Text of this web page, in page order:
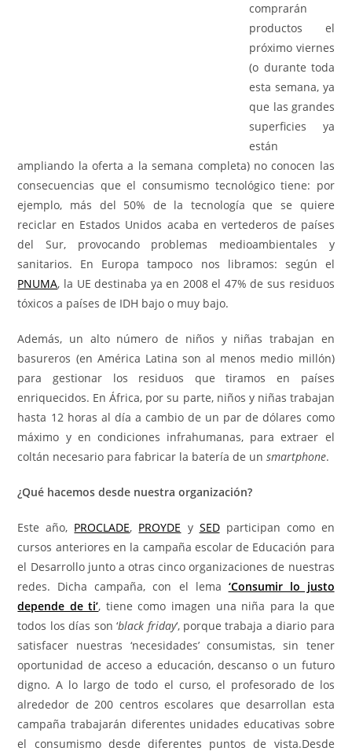
comprarán
productos el
próximo viernes
(o durante toda
esta semana, ya
que las grandes
superficies ya
están
ampliando la oferta a la semana completa) no conocen las
consecuencias que el consumismo tecnológico tiene: por
ejemplo, más del 50% de la tecnología que se quiere
reciclar en Estados Unidos acaba en vertederos de países
del Sur, provocando problemas medioambientales y
sanitarios. En Europa tampoco nos libramos: según el
PNUMA, la UE destinaba ya en 2008 el 47% de sus residuos
tóxicos a países de IDH bajo o muy bajo.
Además, un alto número de niños y niñas trabajan en
basureros (en América Latina son al menos medio millón)
para gestionar los residuos que tiramos en países
enriquecidos. En África, por su parte, niños y niñas trabajan
hasta 12 horas al día a cambio de un par de dólares como
máximo y en condiciones infrahumanas, para extraer el
coltán necesario para fabricar la batería de unsmartphone.
¿Qué hacemos desde nuestra organización?
Este año, PROCLADE, PROYDE y SEDparticipan como en
cursos anteriores en la campaña escolar de Educación para
el Desarrollo junto a otras cinco organizaciones de nuestras
redes. Dicha campaña, con el lema ‘Consumir lo justo
depende de ti’, tiene como imagen una niña para la que
todos los días son ‘black friday‘, porque trabaja a diario para
satisfacer nuestras ‘necesidades’ consumistas, sin tener
oportunidad de acceso a educación, descanso o un futuro
digno. A lo largo de todo el curso, el profesorado de los
alrededor de 200 centros escolares que desarrollan esta
campaña trabajarán diferentes unidades educativas sobre
el consumismo desde diferentes puntos de vista.Desde